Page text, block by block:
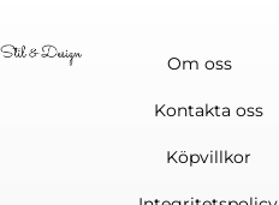
Om oss
Kontakta oss
Köpvillkor